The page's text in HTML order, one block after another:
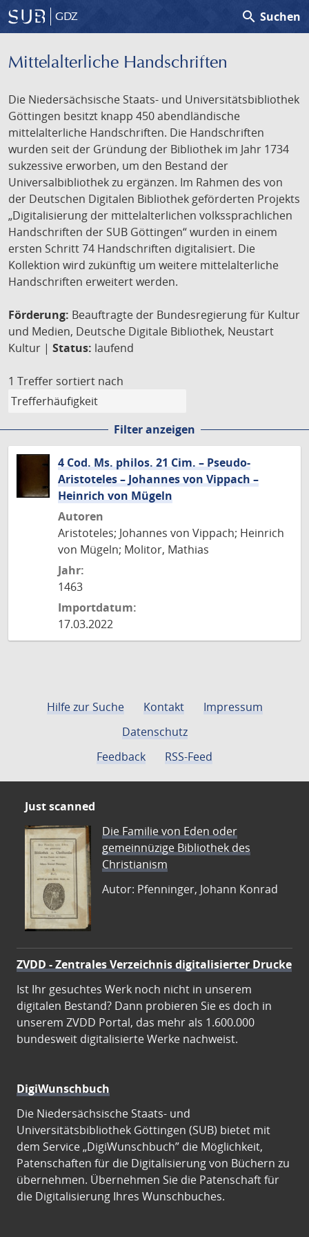
GDZ search Suchen
Mittelalterliche Handschriften
Die Niedersächsische Staats- und Universitätsbibliothek
Göttingen besitzt knapp 450 abendländische
mittelalterliche Handschriften. Die Handschriften
wurden seit der Gründung der Bibliothek im Jahr 1734
sukzessive erworben, um den Bestand der
Universalbibliothek zu ergänzen. Im Rahmen des von
der Deutschen Digitalen Bibliothek geförderten Projekts
„Digitalisierung der mittelalterlichen volkssprachlichen
Handschriften der SUB Göttingen“ wurden in einem
ersten Schritt 74 Handschriften digitalisiert. Die
Kollektion wird zukünftig um weitere mittelalterliche
Handschriften erweitert werden.
Förderung: Beauftragte der Bundesregierung für Kultur
und Medien, Deutsche Digitale Bibliothek, Neustart
Kultur | Status: laufend
1 Treffer sortiert nach
Filter anzeigen
4 Cod. Ms. philos. 21 Cim. – Pseudo-
Aristoteles – Johannes von Vippach –
Heinrich von Mügeln
Autoren
Aristoteles; Johannes von Vippach; Heinrich
von Mügeln; Molitor, Mathias
Jahr:
1463
Importdatum:
17.03.2022
Hilfe zur Suche Kontakt
Impressum
Datenschutz
Feedback
RSS-Feed
Just scanned
Die Familie von Eden oder
gemeinnüzige Bibliothek des
Christianism
Autor: Pfenninger, Johann Konrad
ZVDD - Zentrales Verzeichnis digitalisierter Drucke
Ist Ihr gesuchtes Werk noch nicht in unserem
digitalen Bestand? Dann probieren Sie es doch in
unserem ZVDD Portal, das mehr als 1.600.000
bundesweit digitalisierte Werke nachweist.
DigiWunschbuch
Die Niedersächsische Staats- und
Universitätsbibliothek Göttingen (SUB) bietet mit
dem Service „DigiWunschbuch” die Möglichkeit,
Patenschaften für die Digitalisierung von Büchern zu
übernehmen. Übernehmen Sie die Patenschaft für
die Digitalisierung Ihres Wunschbuches.